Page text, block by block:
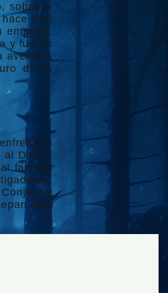
sobre la
casi
empatía,
y fueron
aventura
de la
a
al Doctor
famoso
y
más